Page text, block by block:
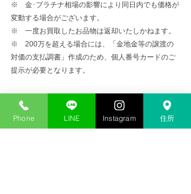
※　金･プラチナ相場の影響により同日内でも価格が
変動する場合がございます。
※　一度お買取したお品物は返却いたしかねます。
※　200万を超える場合には、「金地金等の譲渡の
対価の支払調書」作成のため、個人番号カードのご
提示が必要となります。
金プラチナ高価買取
Phone LINE Instagram 住所